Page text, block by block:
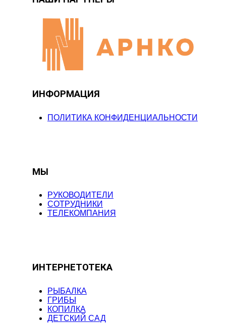
ИНФОРМАЦИЯ
ПОЛИТИКА КОНФИДЕНЦИАЛЬНОСТИ
МЫ
РУКОВОДИТЕЛИ
СОТРУДНИКИ
ТЕЛЕКОМПАНИЯ
ИНТЕРНЕТОТЕКА
РЫБАЛКА
ГРИБЫ
КОПИЛКА
ДЕТСКИЙ САД